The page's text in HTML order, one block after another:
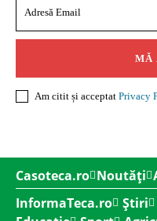
MĂ
Am citit și acceptat Privacy
Casoteca.ro Noutăți
InformaTeca.ro Știri